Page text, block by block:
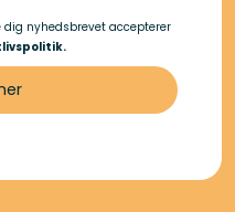
nyhedsbrevet accepterer